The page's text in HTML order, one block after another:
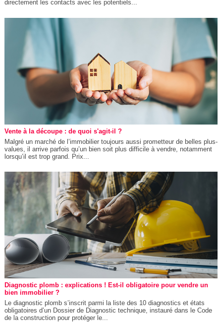
directement les contacts avec les potentiels...
Vente à la découpe : de quoi s'agit-il ?
Malgré un marché de l’immobilier toujours aussi prometteur de belles plus-
values, il arrive parfois qu’un bien soit plus difficile à vendre, notamment
lorsqu’il est trop grand. Prix...
Diagnostic plomb : explications ! Est-il obligatoire pour vendre un
bien immobilier ?
Le diagnostic plomb s’inscrit parmi la liste des 10 diagnostics et états
obligatoires d’un Dossier de Diagnostic technique, instauré dans le Code
de la construction pour protéger le...